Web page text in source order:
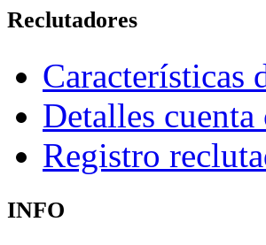
Reclutadores
Características
Detalles cuenta
Registro
INFO